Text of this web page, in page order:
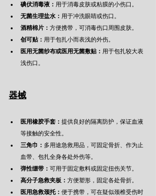
碘伏消毒液： 用于消毒皮肤或粘膜的小伤口。
无菌生理盐水： 用于冲洗眼睛或伤口。
酒精棉片： 方便携带，可消毒伤口周围皮肤。
创可贴： 用于包扎小而表浅的外伤。
医用无菌纱布或医用无菌敷贴： 用于包扎较大表
浅伤口。
器械
医用橡胶手套： 提供良好的隔离防护，保证血液
等接触的安全性。
三角巾： 多用途急救用品，可固定骨折、作为止
血带、包扎全身各处外伤等。
弹性绷带： 可用于固定敷料或固定扭伤关节。
高分子急救夹板： 方便塑形，固定各处骨折。
医用急救颈托： 便于携带，可在疑似颈椎受伤时